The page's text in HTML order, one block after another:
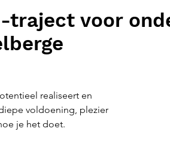
traject voor
realiseert en
voldoening, plezier
je het doet.